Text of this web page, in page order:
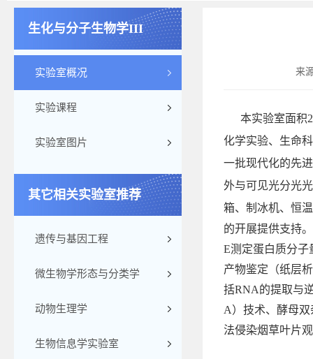
生化与分子生物学III
实验室概况
实验课程
实验室图片
其它相关实验室推荐
遗传与基因工程
微生物学形态与分类学
动物生理学
生物信息学实验室
来
本实验室面积
化学实验、生命
一批现代化的先
外与可见光分光
箱、 制冰机、恒
的开展提供支持
E测定蛋白质分子
产物鉴定（纸层
括RNA的提取与
A）技术、酵母双
法侵染烟草叶片